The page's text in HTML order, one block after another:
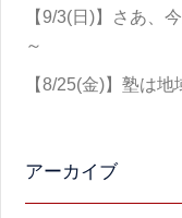
【9/3(日)】さあ、
～
【8/25(金)】塾は地
アーカイブ